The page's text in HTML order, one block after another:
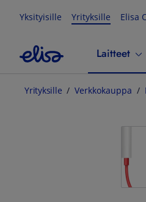
Yksityisille Yrityksille Elisa
Laitteet
Yrityksille Verkkokauppa